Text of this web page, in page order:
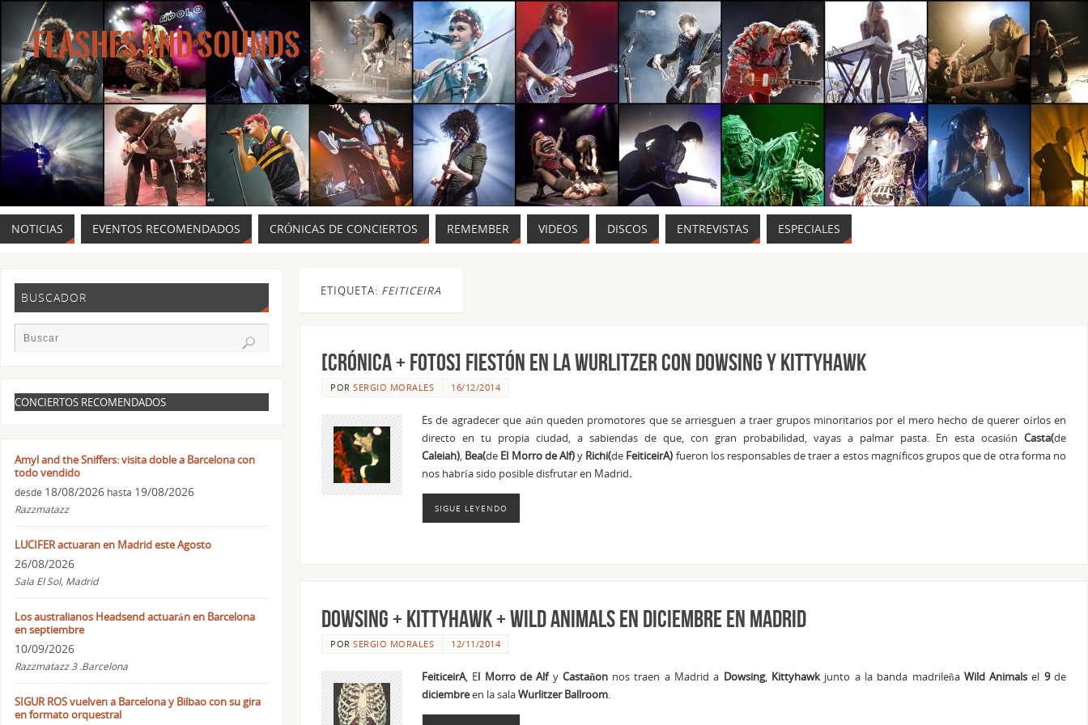
FLASHES AND SOUNDS
MÚSICA PARA LOS OJOS.
NOTICIAS EVENTOS RECOMENDADOS CRÓNICAS DE CONCIERTOS REMEMBER VIDEOS DISCOS ENTREVISTAS ESPECIALES
ETIQUETA: FEITICEIRA
[CRÓNICA + FOTOS] Fiestón en la Wurlitzer con Dowsing y Kittyhawk
POR SERGIO MORALES 16/12/2014
Es de agradecer que aún queden promotores que se arriesguen a traer grupos minoritarios por el mero hecho de querer oírlos en
directo en tu propia ciudad, a sabiendas de que, con gran probabilidad, vayas a palmar pasta. En esta ocasión Casta(de
Caleiah), Bea(de El Morro de Alf)y Richi(de FeiticeirA) fueron los responsables de traer a estos magníficos grupos que de otra forma no
nos habría sido posible disfrutar en Madrid.
SIGUE LEYENDO
DOWSING + KITTYHAWK + WILD ANIMALS en Diciembre en Madrid
POR SERGIO MORALES 12/11/2014
FeiticeirA, El Morro de Alfy Castañonnos traen a Madrid a Dowsing, Kittyhawkjunto a la banda madrileña Wild Animals el 9de
diciembreen la salaWurlitzer Ballroom.
BUSCADOR
CONCIERTOS RECOMENDADOS
Amyl and the Sniffers: visita doble a Barcelona con
todo vendido
desde 18/08/2026 hasta 19/08/2026
Razzmatazz
LUCIFER actuaran en Madrid este Agosto
26/08/2026
Sala El Sol, Madrid
Los australianos Headsend actuarán en Barcelona
en septiembre
10/09/2026
Razzmatazz 3 .Barcelona
SIGUR ROS vuelven a Barcelona y Bilbao con su gira
en formato orquestral